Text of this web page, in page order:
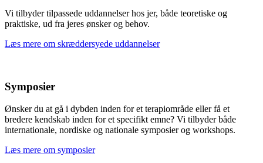
Vi tilbyder tilpassede uddannelser hos jer, både teoretiske og
praktiske, ud fra jeres ønsker og behov.
Læs mere om skræddersyede uddannelser
Symposier
Ønsker du at gå i dybden inden for et terapiområde eller få et
bredere kendskab inden for et specifikt emne? Vi tilbyder både
internationale, nordiske og nationale symposier og workshops.
Læs mere om symposier